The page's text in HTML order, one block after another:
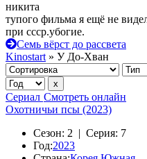
никита
тупого фильма я ещё не
при ссср.убогие.
Семь вёрст до рассвета
Kinostart » У До-Хван
Сериал Смотреть онлайн
Охотничьи псы (2023)
Сезон: 2 | Серия: 7
Год:2023